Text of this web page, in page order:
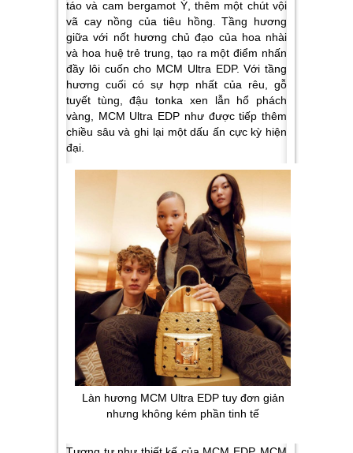
táo và cam bergamot Ý, thêm một chút vội
vã cay nồng của tiêu hồng. Tầng hương
giữa với nốt hương chủ đạo của hoa nhài
và hoa huệ trẻ trung, tạo ra một điểm nhấn
đầy lôi cuốn cho MCM Ultra EDP. Với tầng
hương cuối có sự hợp nhất của rêu, gỗ
tuyết tùng, đậu tonka xen lẫn hổ phách
vàng, MCM Ultra EDP như được tiếp thêm
chiều sâu và ghi lại một dấu ấn cực kỳ hiện
đại.
Làn hương MCM Ultra EDP tuy đơn giản
nhưng không kém phần tinh tế